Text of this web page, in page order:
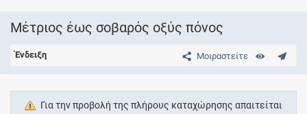
Μέτριος έως σοβαρός οξύς πόνος
Μοιραστείτε
Ένδειξη
Για την προβολή της πλήρους καταχώρησης απαιτείται